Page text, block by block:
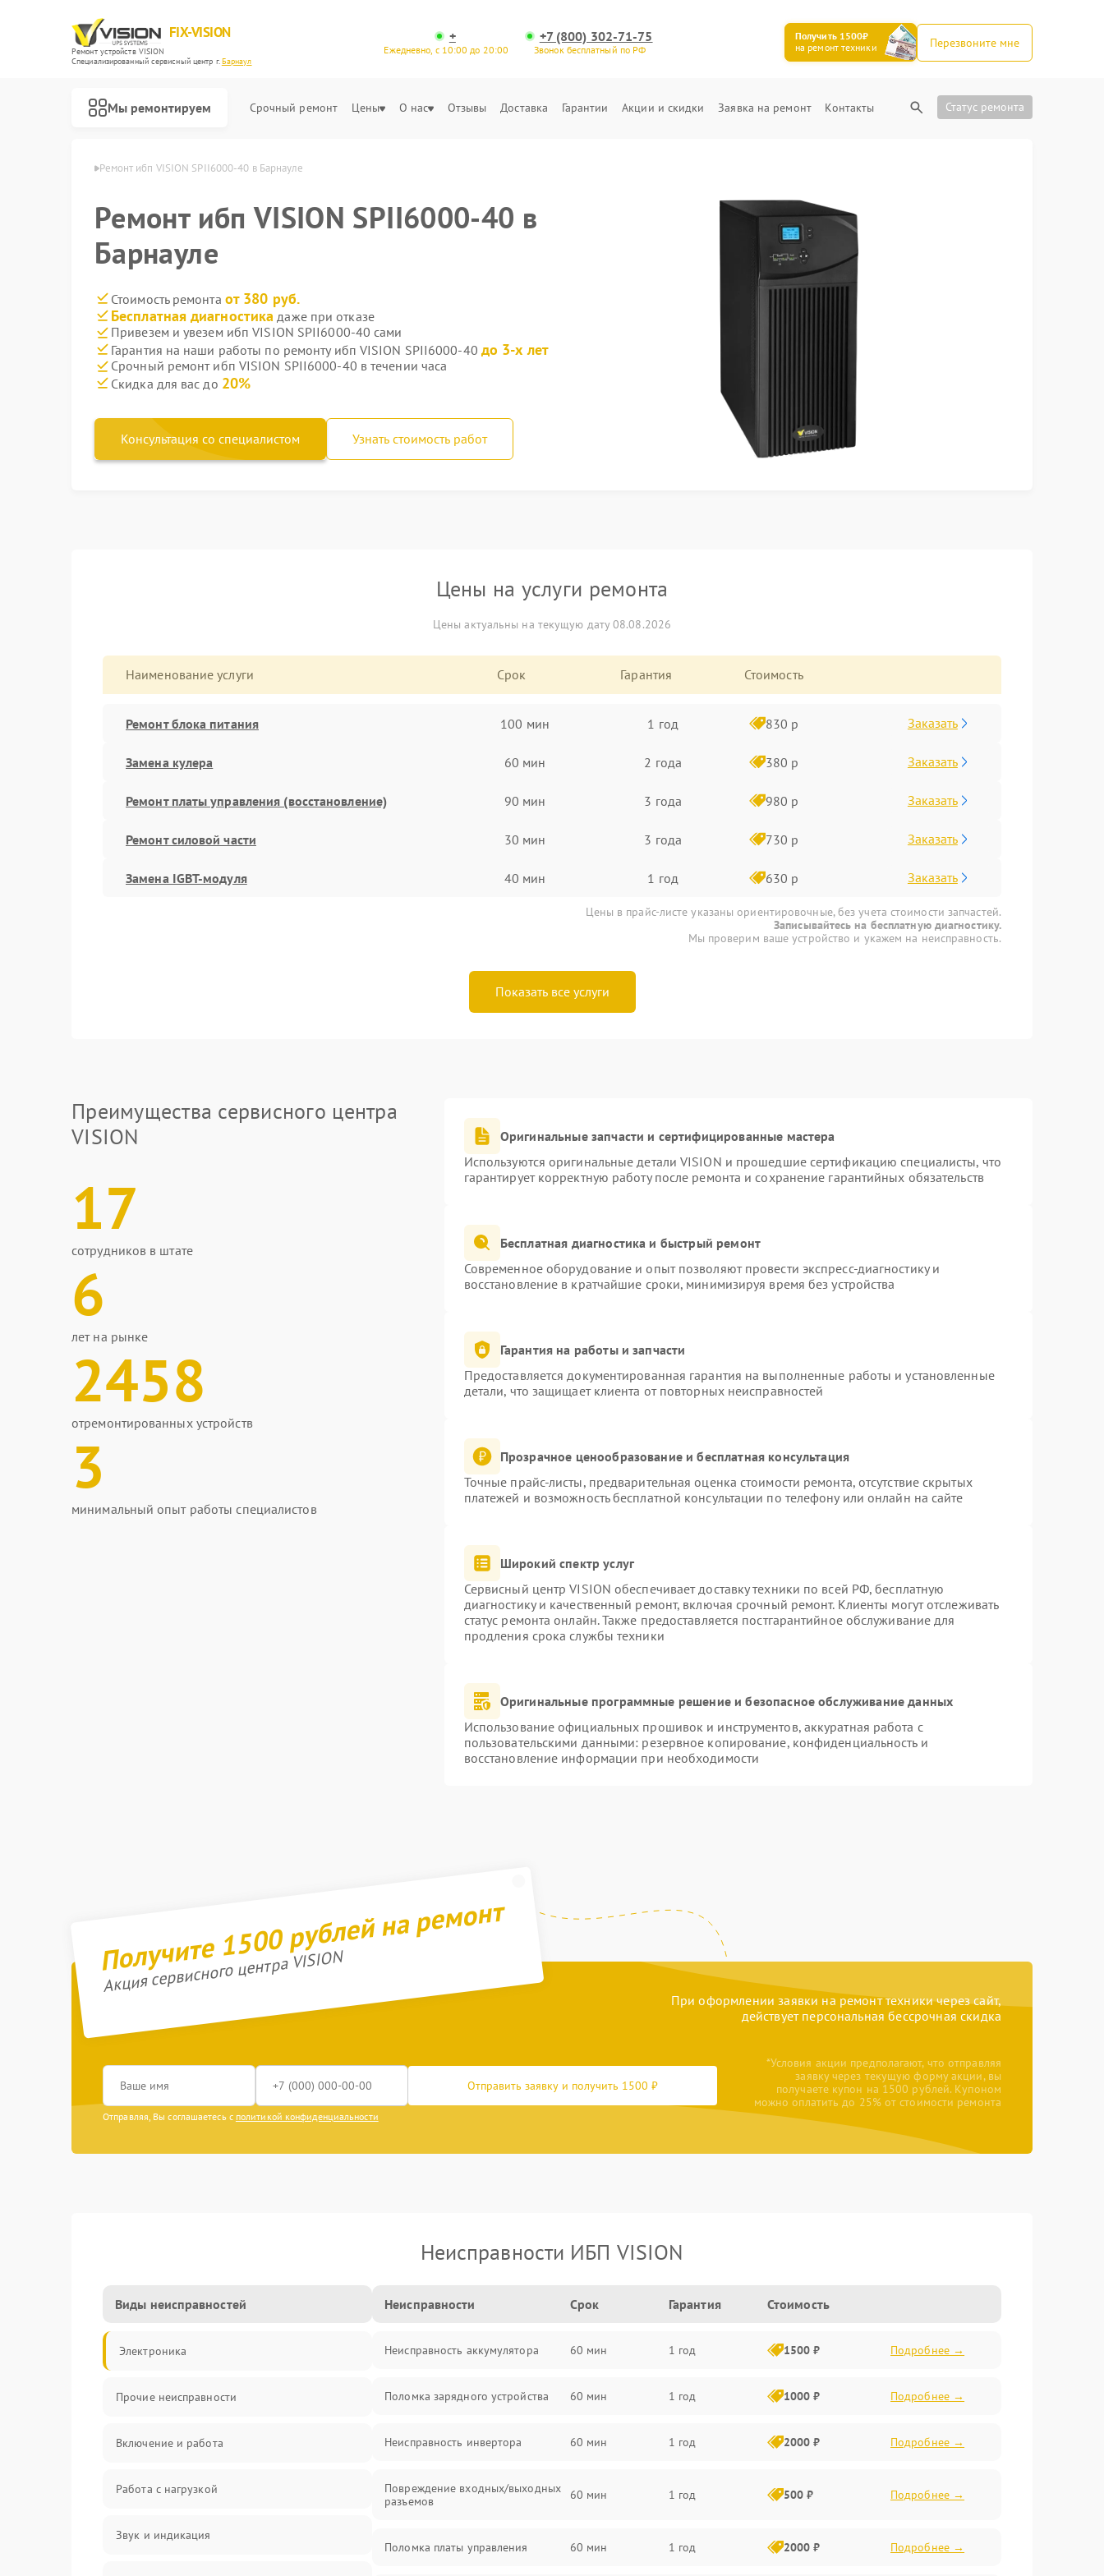
FIX-VISION
Ремонт устройств VISION
Специализированный cервисный центр г.Барнаул
+
Ежедневно, с 10:00 до 20:00
+7 (800) 302-71-75
Звонок бесплатный по РФ
Получить 1500₽
на ремонт техники
Перезвоните мне
Мы ремонтируем Срочный ремонт Цены О нас Отзывы Доставка Гарантии Акции и скидки Заявка на ремонт Контакты Статус ремонта
Ремонт ибп VISION SPII6000-40 в Барнауле
Ремонт ибп VISION SPII6000-40 в
Барнауле
Стоимость ремонта от 380 руб.
Бесплатная диагностика даже при отказе
Привезем и увезем ибп VISION SPII6000-40 сами
Гарантия на наши работы по ремонту ибп VISION SPII6000-40 до 3-х лет
Срочный ремонт ибп VISION SPII6000-40 в течении часа
Скидка для вас до 20%
Консультация со специалистом Узнать стоимость работ
Цены на услуги ремонта
Цены актуальны на текущую дату 08.08.2026
Наименование услуги Срок Гарантия Стоимость
Ремонт блока питания 100 мин 1 год 830 р Заказать
Замена кулера 60 мин 2 года 380 р Заказать
Ремонт платы управления (восстановление) 90 мин 3 года 980 р Заказать
Ремонт силовой части 30 мин 3 года 730 р Заказать
Замена IGBT-модуля 40 мин 1 год 630 р Заказать
Цены в прайс-листе указаны ориентировочные, без учета стоимости запчастей.
Записывайтесь на бесплатную диагностику.
Мы проверим ваше устройство и укажем на неисправность.
Показать все услуги
Преимущества сервисного центра
VISION
17
сотрудников в штате
6
лет на рынке
2458
отремонтированных устройств
3
минимальный опыт работы специалистов
Оригинальные запчасти и сертифицированные мастера
Используются оригинальные детали VISION и прошедшие сертификацию специалисты, что
гарантирует корректную работу после ремонта и сохранение гарантийных обязательств
Бесплатная диагностика и быстрый ремонт
Современное оборудование и опыт позволяют провести экспресс-диагностику и
восстановление в кратчайшие сроки, минимизируя время без устройства
Гарантия на работы и запчасти
Предоставляется документированная гарантия на выполненные работы и установленные
детали, что защищает клиента от повторных неисправностей
Прозрачное ценообразование и бесплатная консультация
Точные прайс-листы, предварительная оценка стоимости ремонта, отсутствие скрытых
платежей и возможность бесплатной консультации по телефону или онлайн на сайте
Широкий спектр услуг
Сервисный центр VISION обеспечивает доставку техники по всей РФ, бесплатную
диагностику и качественный ремонт, включая срочный ремонт. Клиенты могут отслеживать
статус ремонта онлайн. Также предоставляется постгарантийное обслуживание для
продления срока службы техники
Оригинальные программные решение и безопасное обслуживание данных
Использование официальных прошивок и инструментов, аккуратная работа с
пользовательскими данными: резервное копирование, конфиденциальность и
восстановление информации при необходимости
Получите 1500 рублей на ремонт
Акция сервисного центра VISION
При оформлении заявки на ремонт техники через сайт,
действует персональная бессрочная скидка
Отправить заявку и получить 1500 ₽
Отправляя, Вы соглашаетесь с политикой конфиденциальности
*Условия акции предполагают, что отправляя
заявку через текущую форму акции, вы
получаете купон на 1500 рублей. Купоном
можно оплатить до 25% от стоимости ремонта
Неисправности ИБП VISION
Виды неисправностей
Электроника
Прочие неисправности
Включение и работа
Работа с нагрузкой
Звук и индикация
Неисправности Срок Гарантия Стоимость
Неисправность аккумулятора 60 мин 1 год 1500 ₽ Подробнее →
Поломка зарядного устройства 60 мин 1 год 1000 ₽ Подробнее →
Неисправность инвертора 60 мин 1 год 2000 ₽ Подробнее →
Повреждение входных/выходных
разъемов
60 мин 1 год 500 ₽ Подробнее →
Поломка платы управления 60 мин 1 год 2000 ₽ Подробнее →